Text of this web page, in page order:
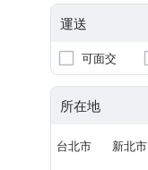
運送
可面交
所在地
台北市 新北市